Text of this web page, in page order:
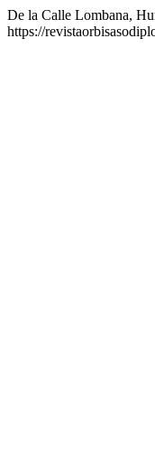
De la Calle Lombana,
https://